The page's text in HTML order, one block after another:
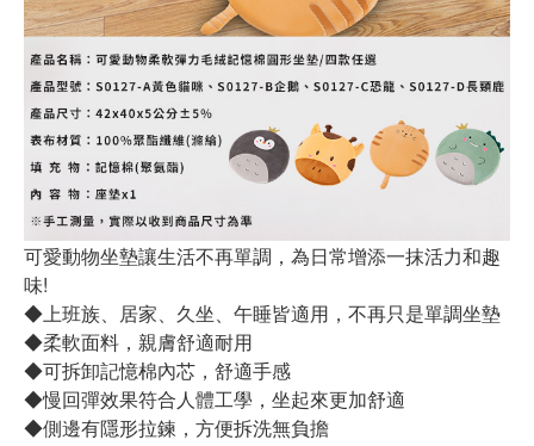
可愛動物坐墊讓生活不再單調，為日常增添一抹活力和趣
味!
◆上班族、居家、久坐、午睡皆適用，不再只是單調坐墊
◆柔軟面料，親膚舒適耐用
◆可拆卸記憶棉內芯，舒適手感
◆慢回彈效果符合人體工學，坐起來更加舒適
◆側邊有隱形拉鍊，方便拆洗無負擔